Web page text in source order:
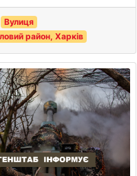
Вулиця
район, Харків